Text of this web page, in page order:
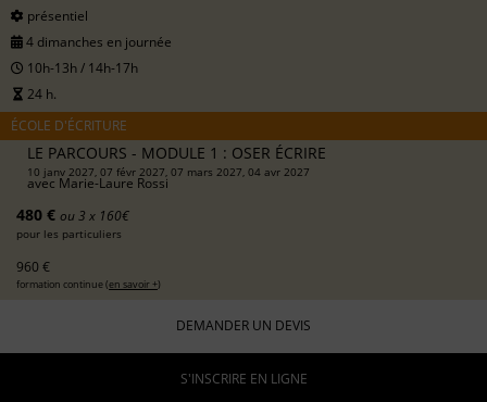
présentiel
4 dimanches en journée
10h-13h / 14h-17h
24 h.
ÉCOLE D'ÉCRITURE
LE PARCOURS - MODULE 1 : OSER ÉCRIRE
10 janv 2027, 07 févr 2027, 07 mars 2027, 04 avr 2027
avec Marie-Laure Rossi
480 € ou 3 x 160€
pour les particuliers
960 €
formation continue (en savoir +)
DEMANDER UN DEVIS
S'INSCRIRE EN LIGNE